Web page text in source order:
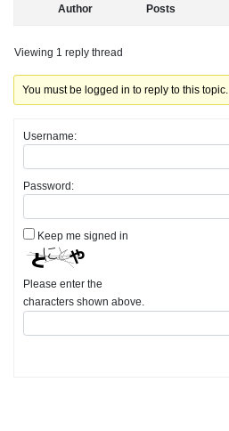
Author Posts
Viewing 1 reply thread
You must be logged in to reply to this topic.
Username:
Password:
Keep me signed in
Please enter the
characters shown above.